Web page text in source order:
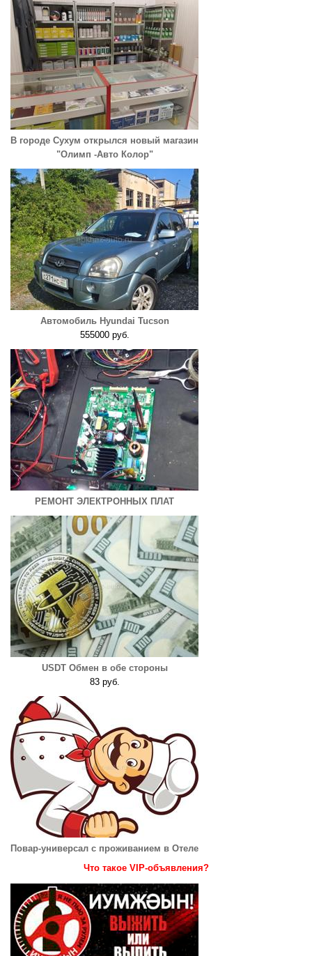
В городе Сухум открылся новый магазин
"Олимп -Авто Колор"
Автомобиль Hyundai Tucson
555000 руб.
РЕМОНТ ЭЛЕКТРОННЫХ ПЛАТ
USDT Обмен в обе стороны
83 руб.
Повар-универсал с проживанием в Отеле
Что такое VIP-объявления?